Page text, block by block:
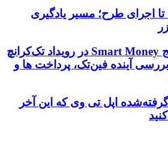
تا اجرای طرح؛ مسیر یادگیری
رونمایی از استیج Smart Money در رویداد تک‌کرانچ
۲۰۲۶؛ بررسی آینده فین‌تک، پرداخت‌ ها و
اپل تی وی که این آخر